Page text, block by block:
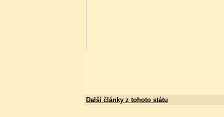
Další články z tohoto státu